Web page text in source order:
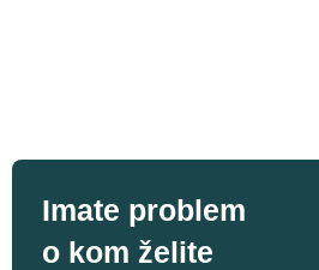
Imate problem
o kom želite